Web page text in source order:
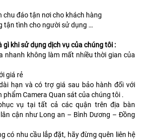
chu đáo tận nơi cho khách hàng
tận tình cho người sử dụng …
gì khi sử dụng dịch vụ của chúng tôi :
nhanh không làm mất nhiều thời gian của
giá rẻ
hạn và có trợ giá sau bảo hành đối với
phẩm Camera Quan sát của chúng tôi .
vụ tại tất cả các quận trên địa bàn
cận như Long an – Bình Dương – Đồng
có nhu cầu lắp đặt, hãy đừng quên liên hệ